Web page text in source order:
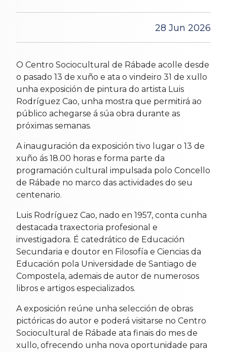
28 Jun 2026
O Centro Sociocultural de Rábade acolle desde
o pasado 13 de xuño e ata o vindeiro 31 de xullo
unha exposición de pintura do artista Luis
Rodríguez Cao, unha mostra que permitirá ao
público achegarse á súa obra durante as
próximas semanas.
A inauguración da exposición tivo lugar o 13 de
xuño ás 18.00 horas e forma parte da
programación cultural impulsada polo Concello
de Rábade no marco das actividades do seu
centenario.
Luis Rodríguez Cao, nado en 1957, conta cunha
destacada traxectoria profesional e
investigadora. É catedrático de Educación
Secundaria e doutor en Filosofía e Ciencias da
Educación pola Universidade de Santiago de
Compostela, ademais de autor de numerosos
libros e artigos especializados.
A exposición reúne unha selección de obras
pictóricas do autor e poderá visitarse no Centro
Sociocultural de Rábade ata finais do mes de
xullo, ofrecendo unha nova oportunidade para